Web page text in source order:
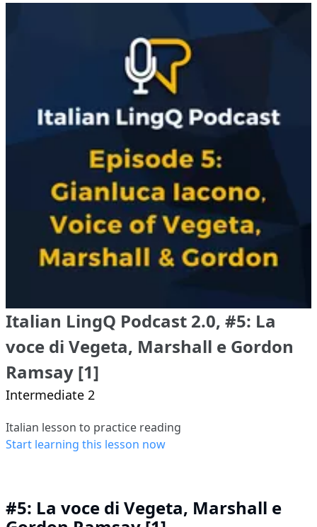
Italian LingQ Podcast 2.0, #5: La
voce di Vegeta, Marshall e Gordon
Ramsay [1]
Intermediate 2
Italian lesson to practice reading
Start learning this lesson now
#5: La voce di Vegeta, Marshall e